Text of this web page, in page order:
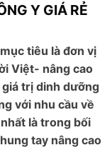
Y GIÁ RẺ
tiêu là đơn vị
Việt- nâng cao
trị dinh dưỡng
với nhu cầu về
là trong bối
tay nâng cao